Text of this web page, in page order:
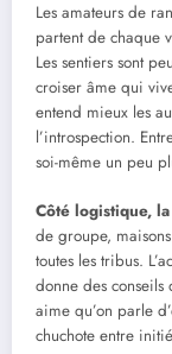
Les amateurs de
partent de chaque
Les sentiers sont
croiser âme qui
entend mieux les
l’introspection.
soi-même un peu
Côté logistique,
de groupe,
toutes les tribus.
donne des conseils
aime qu’on parle
chuchote entre